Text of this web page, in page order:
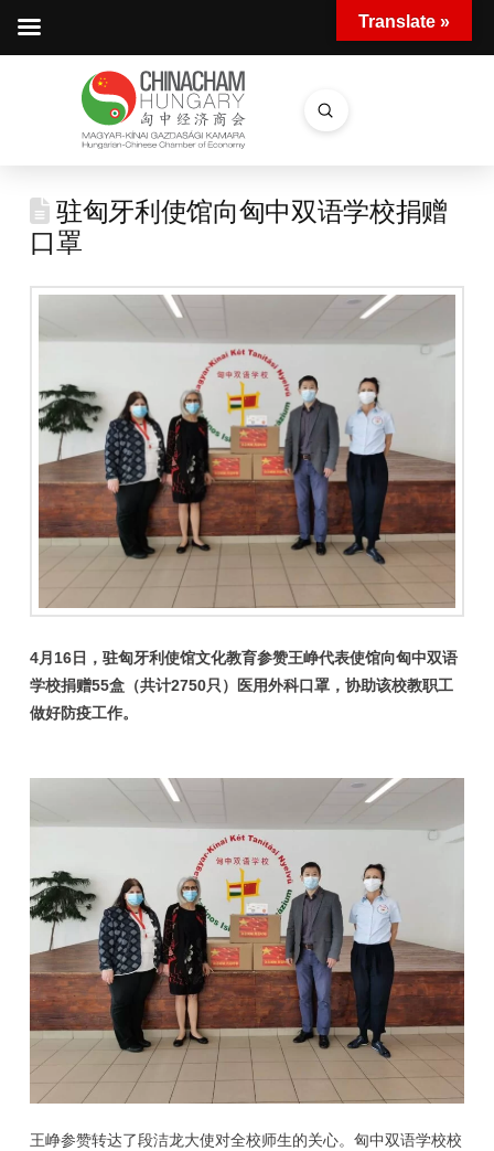
Search
Submit
驻匈牙利使馆向匈中双语学校捐赠
口罩
4月16日，驻匈牙利使馆文化教育参赞王峥代表使馆向匈中双语
学校捐赠55盒（共计2750只）医用外科口罩，协助该校教职工
做好防疫工作。
王峥参赞转达了段洁龙大使对全校师生的关心。匈中双语学校校
Translate »